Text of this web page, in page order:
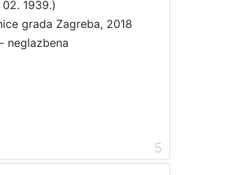
1939.)
grada Zagreba, 2018
neglazbena
5